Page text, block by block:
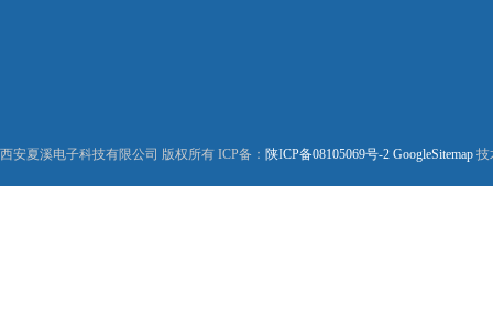
西安夏溪电子科技有限公司 版权所有 ICP备： 陕ICP备08105069号-2 GoogleSitemap 技